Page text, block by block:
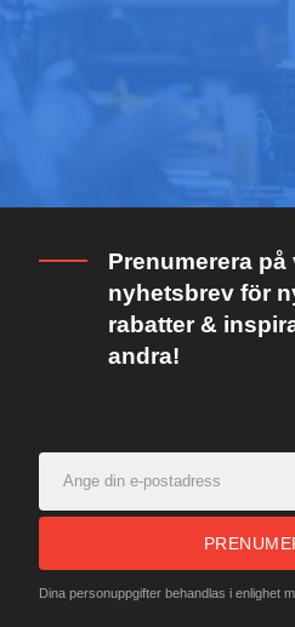
Prenumerera på
nyhetsbrev för
rabatter &
andra!
Dina personuppgifter behandlas i enlighet